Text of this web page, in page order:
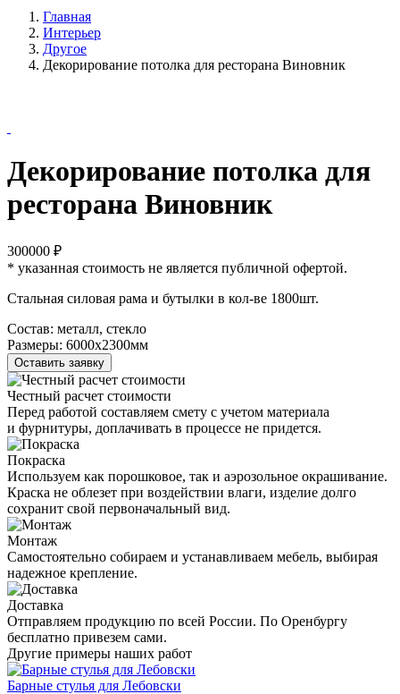
Главная
Интерьер
Другое
Декорирование потолка для ресторана Виновник
Декорирование потолка для
ресторана Виновник
300000 ₽
* указанная стоимость не является публичной офертой.
Стальная силовая рама и бутылки в кол-ве 1800шт.
Состав: металл, стекло
Размеры: 6000х2300мм
Оставить заявку
Честный расчет стоимости
Перед работой составляем смету с учетом материала
и фурнитуры, доплачивать в процессе не придется.
Покраска
Используем как порошковое, так и аэрозольное окрашивание.
Краска не облезет при воздействии влаги, изделие долго
сохранит свой первоначальный вид.
Монтаж
Самостоятельно собираем и устанавливаем мебель, выбирая
надежное крепление.
Доставка
Отправляем продукцию по всей России. По Оренбургу
бесплатно привезем сами.
Другие примеры наших работ
Барные стулья для Лебовски